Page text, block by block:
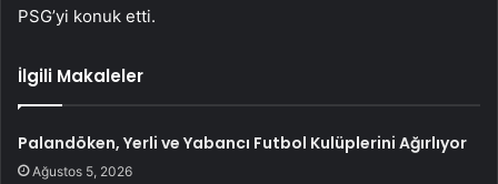
PSG’yi konuk etti.
İlgili Makaleler
Palandöken, Yerli ve Yabancı Futbol Kulüplerini Ağırlıyor
Ağustos 5, 2026